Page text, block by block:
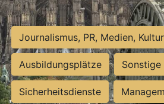
Journalismus, PR, Medien, Kultur
Ausbildungsplätze
Sicherheitsdienste